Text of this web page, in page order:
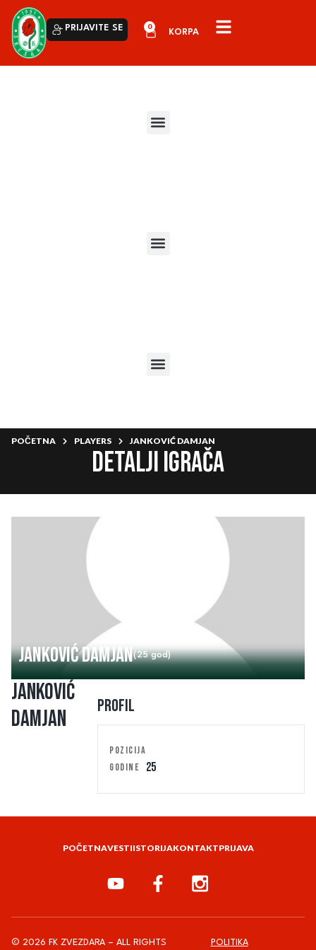
PRIJAVITE SE 0
POČETNA PLAYERS JANKOVIĆ DAMJAN
Detalji igrača
Janković Damjan(25 god)
Janković
Damjan
Profil
POZICIJA
GODINE
25
POČETNAVESTIISTORIJAKONTAKTPRIJAVA
© 2026 FK ZVEZDARA – ALL RIGHTS POLITIKA